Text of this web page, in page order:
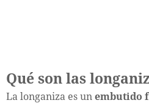
Qué son las
La longaniza es un embutido